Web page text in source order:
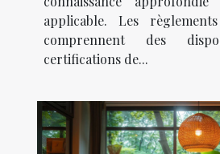
applicable. Les
comprennent des
certifications de...